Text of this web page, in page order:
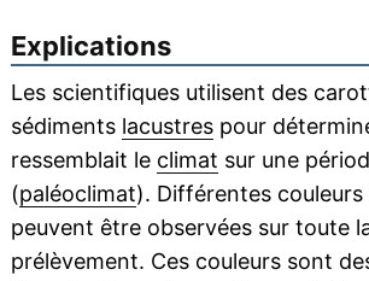
Explications
Les scientifiques utilisent des
sédiments lacustrespour
ressemblait le climat sur une
(paléoclimat). Différentes couleurs
peuvent être observées sur toute
prélèvement. Ces couleurs sont